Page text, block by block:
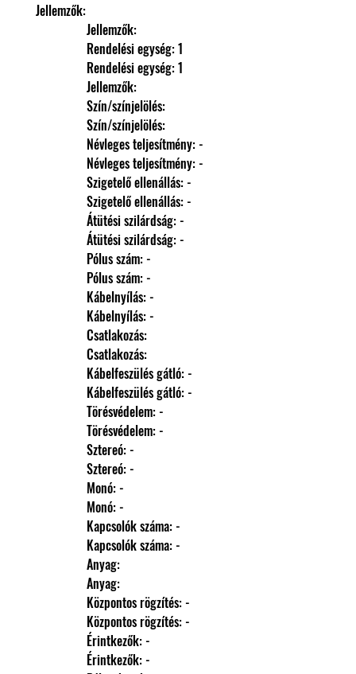
Jellemzők:
                Jellemzők:
                Rendelési egység: 1
                Rendelési egység: 1
                Jellemzők:
                Szín/színjelölés:
                Szín/színjelölés:
                Névleges teljesítmény: -
                Névleges teljesítmény: -
                Szigetelő ellenállás: -
                Szigetelő ellenállás: -
                Átütési szilárdság: -
                Átütési szilárdság: -
                Pólus szám: -
                Pólus szám: -
                Kábelnyílás: -
                Kábelnyílás: -
                Csatlakozás:
                Csatlakozás:
                Kábelfeszülés gátló: -
                Kábelfeszülés gátló: -
                Törésvédelem: -
                Törésvédelem: -
                Sztereó: -
                Sztereó: -
                Monó: -
                Monó: -
                Kapcsolók száma: -
                Kapcsolók száma: -
                Anyag:
                Anyag:
                Központos rögzítés: -
                Központos rögzítés: -
                Érintkezők: -
                Érintkezők: -